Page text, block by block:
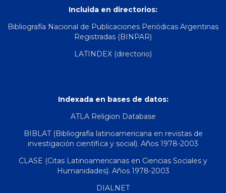
Incluida en directorios:
Bibliografía Nacional de Publicaciones Periódicas Argentinas
Registradas (BINPAR)
LATINDEX (directorio)
Indexada en bases de datos:
ATLA Religion Database
BIBLAT (Bibliografía latinoamericana en revistas de
investigación científica y social). Años 1978-2003
CLASE (Citas Latinoamericanas en Ciencias Sociales y
Humanidades). Años 1978-2003
DIALNET